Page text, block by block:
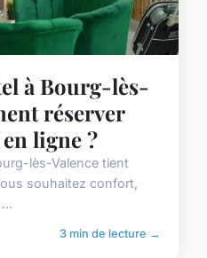
à Bourg-lès-
réserver
ligne ?
lès-Valence tient
souhaitez confort,
3 min de lecture →